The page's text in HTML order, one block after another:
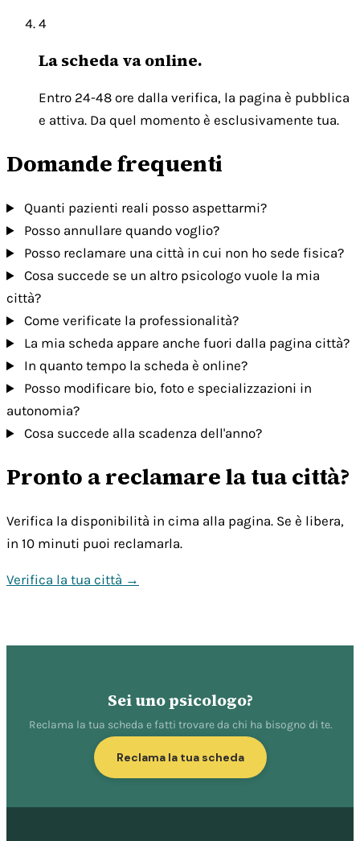
4
La scheda va online.
Entro 24-48 ore dalla verifica, la pagina è pubblica
e attiva. Da quel momento è esclusivamente tua.
Domande frequenti
Quanti pazienti reali posso aspettarmi?
Posso annullare quando voglio?
Posso reclamare una città in cui non ho sede fisica?
Cosa succede se un altro psicologo vuole la mia
città?
Come verificate la professionalità?
La mia scheda appare anche fuori dalla pagina città?
In quanto tempo la scheda è online?
Posso modificare bio, foto e specializzazioni in
autonomia?
Cosa succede alla scadenza dell'anno?
Pronto a reclamare la tua città?
Verifica la disponibilità in cima alla pagina. Se è libera,
in 10 minuti puoi reclamarla.
Verifica la tua città →
Sei uno psicologo?
Reclama la tua scheda e fatti trovare da chi ha bisogno di te.
Reclama la tua scheda